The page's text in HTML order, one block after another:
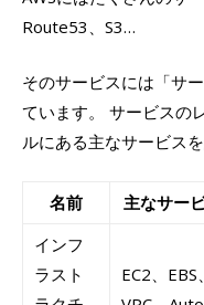
Route53、S3…
そのサービスには「サ
ています。 サービスの
ルにある主なサービスを
名前 主なサー
インフ
ラスト
EC2、EBS、